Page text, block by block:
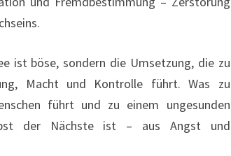
ist böse, sondern die Umsetzung, die zu
Macht und Kontrolle führt. Was zu
führt und zu einem ungesunden
der Nächste ist – aus Angst und